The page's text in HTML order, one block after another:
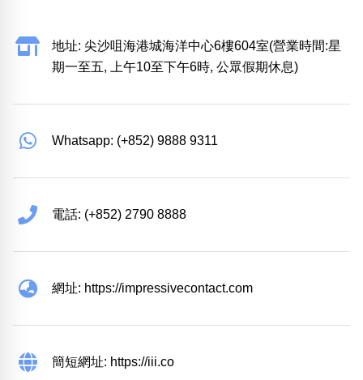
地址: 尖沙咀海港城海洋中心6樓604室(營業時間:星
期一至五, 上午10至下午6時, 公眾假期休息)
Whatsapp: (+852) 9888 9311
電話: (+852) 2790 8888
網址: https://impressivecontact.com
簡短網址: https://iii.co